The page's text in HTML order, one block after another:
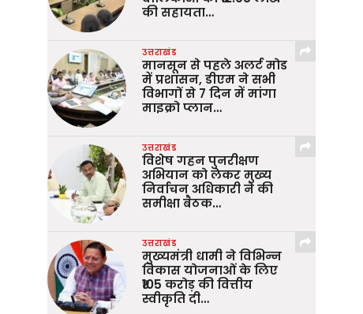
की सहायता…
उत्तराखंड
मानसून से पहले अलर्ट मोड
में प्रशासन, डीएम ने सभी
विभागों से 7 दिन में मांगा
माइक्रो प्लान…
उत्तराखंड
विशेष गहन पुनरीक्षण
अभियान को लेकर मुख्य
निर्वाचन अधिकारी ने की
समीक्षा बैठक…
उत्तराखंड
मुख्यमंत्री धामी ने विभिन्न
विकास योजनाओं के लिए
₹105 करोड़ की वित्तीय
स्वीकृति दी…